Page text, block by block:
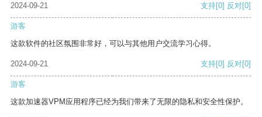
2024-09-21 支持[0] 反对[0]
游客
这款软件的社区氛围非常好，可以与其他用户交流学习心得。
2024-09-21 支持[0] 反对[0]
游客
这款加速器VPM应用程序已经为我们带来了无限的隐私和安全性保护。